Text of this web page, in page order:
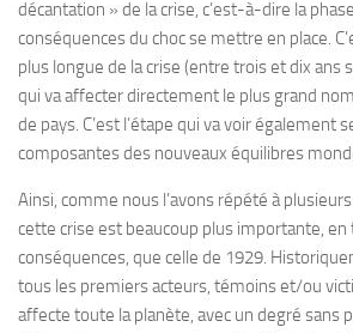
décantation » de la crise, c’est-à-dire la
conséquences du choc se mettre en place.
plus longue de la crise (entre trois et dix ans
qui va affecter directement le plus grand
de pays. C’est l’étape qui va voir également
composantes des nouveaux équilibres
Ainsi, comme nous l’avons répété à
cette crise est beaucoup plus importante, en
conséquences, que celle de 1929.
tous les premiers acteurs, témoins et/ou
affecte toute la planète, avec un degré sans